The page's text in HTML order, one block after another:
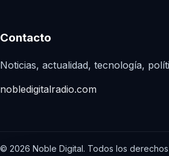
Contacto
Noticias, actualidad, tecnología,
nobledigitalradio.com
© 2026 Noble Digital. Todos los derechos